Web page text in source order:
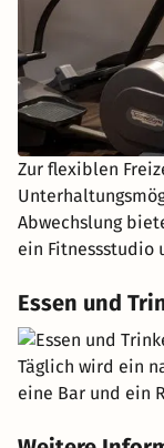
Zur flexiblen
Abwechslung
ein Fitnessstudio
Essen und
Täglich wird ein
eine Bar und ein